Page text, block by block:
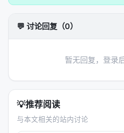
务串联或并联； 3.学习策略
推理策略：单轮检索、迭代检
与预算控制。 摘要所描述的
Natural Questions: A
实验与评估
实验与评估部分（若原文为综
势）通常包括：
💬 讨论回复（0）
暂无回复，登录
💡推荐阅读
与本文相关的站内讨论